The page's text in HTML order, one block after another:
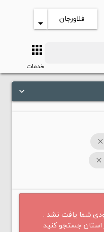
فلاورجان arrow_drop_down
apps
خدمات
keyboard_arrow_down
close
close
شما یافت نشد .
استان جستجو کنید